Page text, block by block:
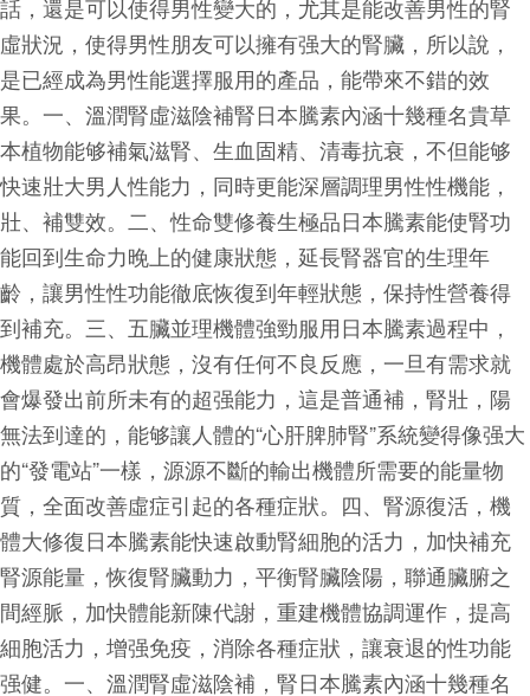
話，還是可以使得男性變大的，尤其是能改善男性的腎
虛狀況，使得男性朋友可以擁有强大的腎臟，所以說，
是已經成為男性能選擇服用的產品，能帶來不錯的效
果。一、溫潤腎虛滋陰補腎日本騰素內涵十幾種名貴草
本植物能够補氣滋腎、生血固精、清毒抗衰，不但能够
快速壯大男人性能力，同時更能深層調理男性性機能，
壯、補雙效。二、性命雙修養生極品日本騰素能使腎功
能回到生命力晚上的健康狀態，延長腎器官的生理年
齡，讓男性性功能徹底恢復到年輕狀態，保持性營養得
到補充。三、五臟並理機體強勁服用日本騰素過程中，
機體處於高昂狀態，沒有任何不良反應，一旦有需求就
會爆發出前所未有的超强能力，這是普通補，腎壯，陽
無法到達的，能够讓人體的“心肝脾肺腎”系統變得像强大
的“發電站”一樣，源源不斷的輸出機體所需要的能量物
質，全面改善虛症引起的各種症狀。四、腎源復活，機
體大修復日本騰素能快速啟動腎細胞的活力，加快補充
腎源能量，恢復腎臟動力，平衡腎臟陰陽，聯通臟腑之
間經脈，加快體能新陳代謝，重建機體協調運作，提高
細胞活力，增强免疫，消除各種症狀，讓衰退的性功能
强健。一、溫潤腎虛滋陰補，腎日本騰素內涵十幾種名